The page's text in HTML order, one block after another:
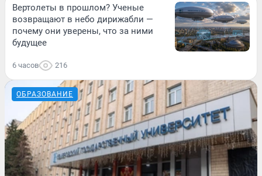
Вертолеты в прошлом? Ученые
возвращают в небо дирижабли —
почему они уверены, что за ними
будущее
6 часов 216
ОБРАЗОВАНИЕ